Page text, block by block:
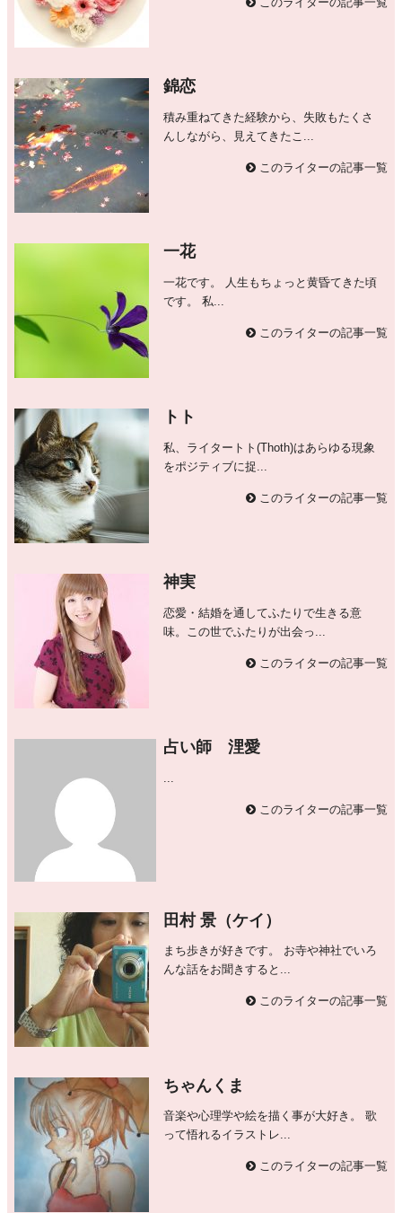
錦恋
積み重ねてきた経験から、失敗もたくさ
んしながら、見えてきたこ...
このライターの記事一覧
一花
一花です。 人生もちょっと黄昏てきた頃
です。 私...
このライターの記事一覧
トト
私、ライタートト(Thoth)はあらゆる現象
をポジティブに捉...
このライターの記事一覧
神実
恋愛・結婚を通してふたりで生きる意
味。この世でふたりが出会っ...
このライターの記事一覧
占い師 浬愛
...
このライターの記事一覧
田村 景（ケイ）
まち歩きが好きです。 お寺や神社でいろ
んな話をお聞きすると...
このライターの記事一覧
ちゃんくま
音楽や心理学や絵を描く事が大好き。 歌
って悟れるイラストレ...
このライターの記事一覧